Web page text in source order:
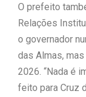
O prefeito
Relações
o governador
das Almas,
2026. “Nada é
feito para Cruz